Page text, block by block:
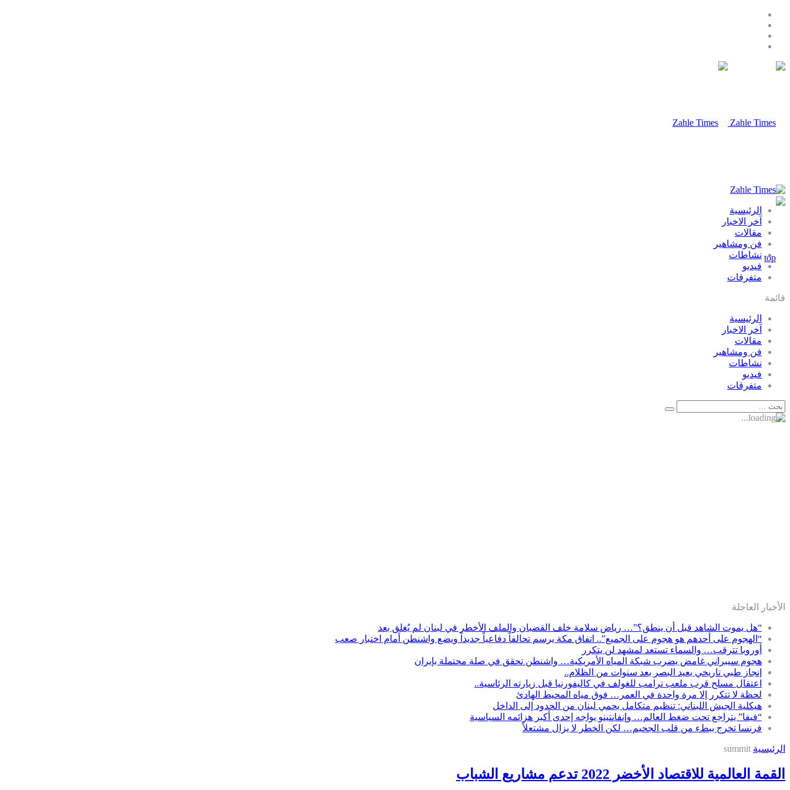
الرئيسية
آخر الاخبار
مقالات
فن ومشاهير
نشاطات
فيديو
متفرقات
قائمة
الرئيسية
آخر الاخبار
مقالات
فن ومشاهير
نشاطات
فيديو
متفرقات
الأخبار العاجلة
“هل يموت الشاهد قبل أن ينطق؟”… رياض سلامة خلف القضبان والملف الأخطر في لبنان لم يُغلق بعد
“الهجوم على أحدهم هو هجوم على الجميع”.. اتفاق مكة يرسم تحالفاً دفاعياً جديداً ويضع واشنطن أمام اختبار صعب
أوروبا تترقب… والسماء تستعد لمشهد لن يتكرر
هجوم سيبراني غامض يضرب شبكة المياه الأمريكية… واشنطن تحقق في صلة محتملة بإيران
إنجاز طبي تاريخي يعيد البصر بعد سنوات من الظلام..
اعتقال مسلح قرب ملعب ترامب للغولف في كاليفورنيا قبل زيارته الرئاسية..
لحظة لا تتكرر إلا مرة واحدة في العمر… فوق مياه المحيط الهادئ
هيكلية الجيش اللبناني: تنظيم متكامل يحمي لبنان من الحدود إلى الداخل
“فيفا” يتراجع تحت ضغط العالم… وإنفانتينو يواجه إحدى أكبر هزائمه السياسية
فرنسا تخرج ببطء من قلب الجحيم… لكن الخطر لا يزال مشتعلاً
الرئيسية summit
القمة العالمية للاقتصاد الأخضر 2022 تدعم مشاريع الشباب